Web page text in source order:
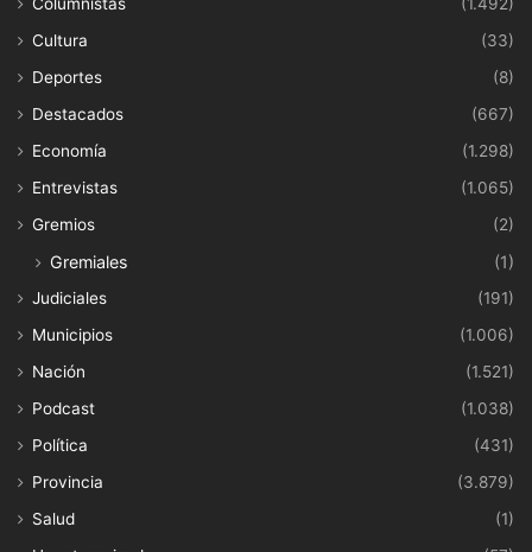
Cultura
(33)
Deportes
(8)
Destacados
(667)
Economía
(1.298)
Entrevistas
(1.065)
Gremios
(2)
Gremiales (1)
Judiciales
(191)
Municipios
(1.006)
Nación
(1.521)
Podcast
(1.038)
Política
(431)
Provincia
(3.879)
Salud
(1)